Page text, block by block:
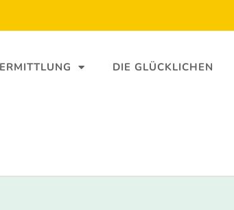
DIE GLÜCKLICHEN